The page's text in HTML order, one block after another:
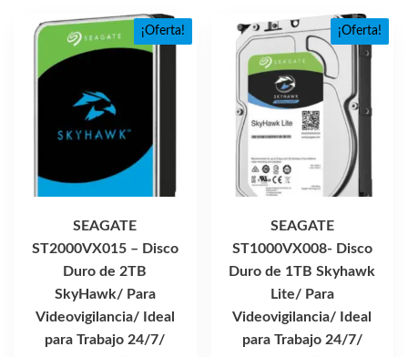
¡Oferta!
SEAGATE
ST2000VX015 – Disco
Duro de 2TB
SkyHawk/ Para
Videovigilancia/ Ideal
para Trabajo 24/7/
¡Oferta!
SEAGATE
ST1000VX008- Disco
Duro de 1TB Skyhawk
Lite/ Para
Videovigilancia/ Ideal
para Trabajo 24/7/